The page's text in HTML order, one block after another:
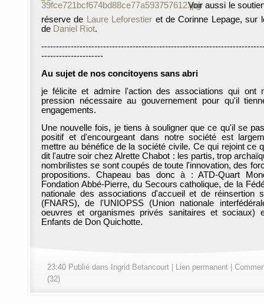
Voir aussi le
réserve de Laure Leforestier et de Corinne Lepage, sur
de Daniel Riot.
---------------------
Au sujet de nos concitoyens sans abri
je félicite et admire l'action des associations qui ont
pression nécessaire au gouvernement pour qu'il
engagements.
Une nouvelle fois, je tiens à souligner que ce qu'il se
positif et d'encourgeant dans notre société est
mettre au bénéfice de la société civile. Ce qui rejoint ce
dit l'autre soir chez Alrette Chabot : les partis, trop
nombrilistes se sont coupés de toute l'innovation, des
propositions. Chapeau bas donc à : ATD-Quart
Fondation Abbé-Pierre, du Secours catholique, de la
nationale des associations d'accueil et de réinsertion
(FNARS), de l'UNIOPSS (Union nationale
oeuvres et organismes privés sanitaires et sociaux)
Enfants de Don Quichotte.
23:40 Publié dans Ingrid Betancourt Lien permanent
(32)